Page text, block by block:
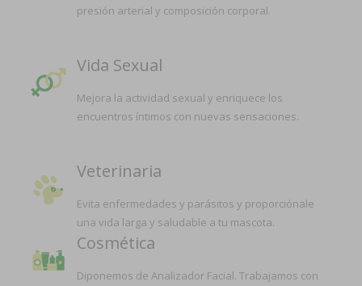
presión arterial y composición corporal.
Vida Sexual
Mejora la actividad sexual y enriquece los
encuentros íntimos con nuevas sensaciones.
Veterinaria
Evita enfermedades y parásitos y proporciónale
una vida larga y saludable a tu mascota.
Cosmética
Diponemos de Analizador Facial. Trabajamos con